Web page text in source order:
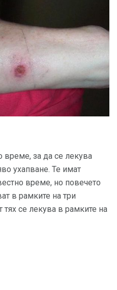
време, за да се лекува
ухапване. Те имат
време, но повечето
в рамките на три
се лекува в рамките на